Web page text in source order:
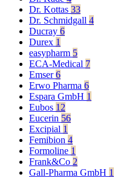
Dr. Kottas 33
Dr. Schmidgall 4
Ducray 6
Durex 1
easypharm 5
ECA-Medical 7
Emser6
Erwo Pharma 6
Espara GmbH 1
Eubos 12
Eucerin 56
Excipial 1
Femibion 4
Formoline 1
Frank&Co 2
Gall-Pharma GmbH 1